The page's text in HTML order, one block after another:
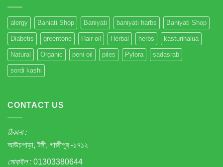
সংখ্যা
বৃদ্ধি
পাওয়ার
প্রধান
কারণ
এই
alergy Baniati Shop Baniyati baniyati harbs Baniyati Shop
Diabetis greentone Hair oil Herbal herbs kasturihalua
Natural Organic peni oil piles Pylora sadasrab
sordi kashi
CONTACT US
ঠিকানা :
আউচপাড়া, টঙ্গী, গাজীপুর -১৭১২
মোবাইল : 01303380644